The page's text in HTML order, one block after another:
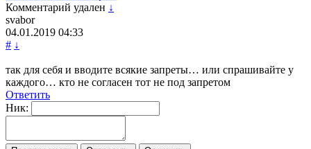
Комментарий удален ↓
svabor
04.01.2019 04:33
# ↓
так для себя и вводите всякие запреты… или спрашивайте у
каждого… кто не согласен тот не под запретом
Ответить
Ник: